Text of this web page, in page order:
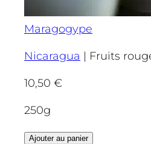
Maragogype
Nicaragua | Fruits
10,50 €
250g
Ajouter au panier